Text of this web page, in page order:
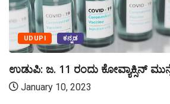
UDUPI ಕನ್ನಡ
ಉಡುಪಿ: ಜ. 11 ರಂದು ಕೋವ್ಯಾಕ್ಸಿನ್
January 10, 2023